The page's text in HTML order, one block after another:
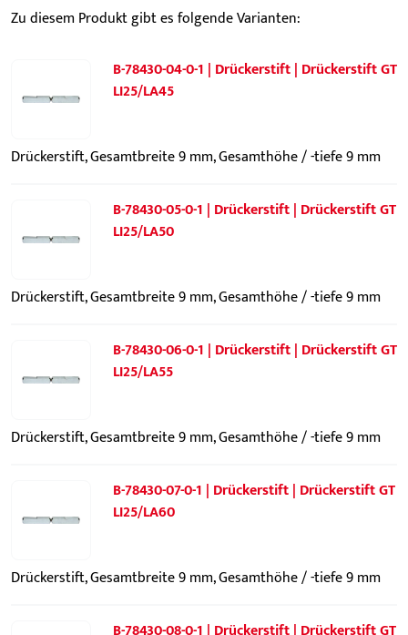
Zu diesem Produkt gibt es folgende Varianten:
B-78430-04-0-1 | Drückerstift | Drückerstift GT
LI25/LA45
Drückerstift, Gesamtbreite 9 mm, Gesamthöhe / -tiefe 9 mm
B-78430-05-0-1 | Drückerstift | Drückerstift GT
LI25/LA50
Drückerstift, Gesamtbreite 9 mm, Gesamthöhe / -tiefe 9 mm
B-78430-06-0-1 | Drückerstift | Drückerstift GT
LI25/LA55
Drückerstift, Gesamtbreite 9 mm, Gesamthöhe / -tiefe 9 mm
B-78430-07-0-1 | Drückerstift | Drückerstift GT
LI25/LA60
Drückerstift, Gesamtbreite 9 mm, Gesamthöhe / -tiefe 9 mm